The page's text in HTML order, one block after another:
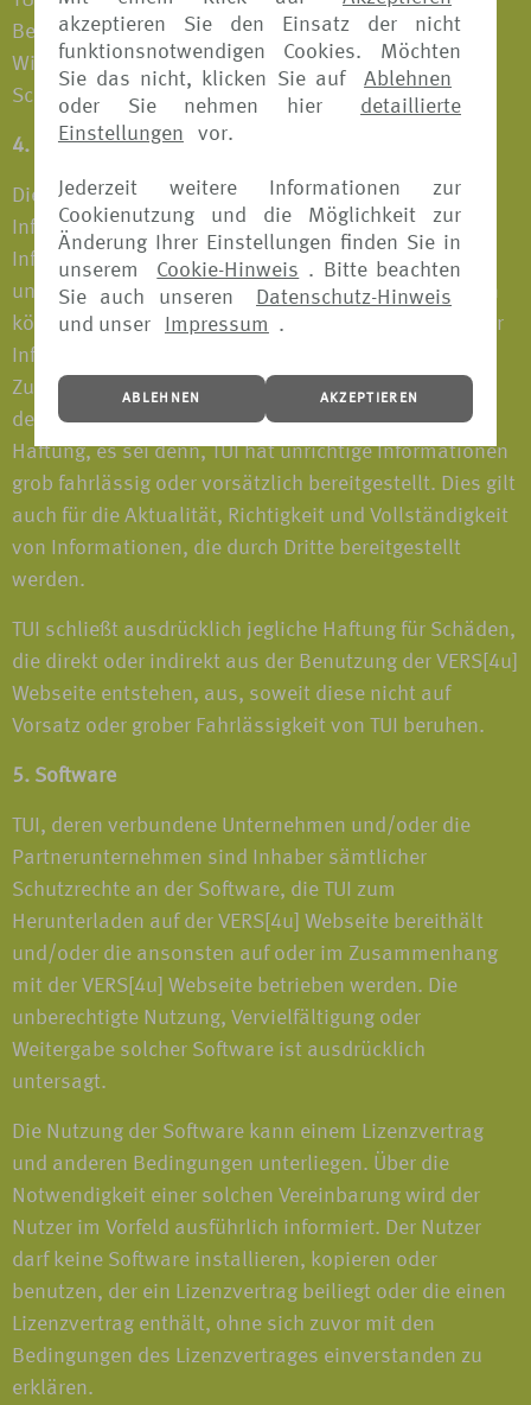
akzeptieren Sie den Einsatz der nicht
funktionsnotwendigen Cookies. Möchten
Sie das nicht, klicken Sie auf
Ablehnen
oder Sie nehmen hier
detaillierte
Einstellungen
vor.
Jederzeit weitere Informationen zur
Cookienutzung und die Möglichkeit zur
Änderung Ihrer Einstellungen finden Sie in
unserem
Cookie-Hinweis . Bitte beachten
Sie auch unseren
Datenschutz-Hinweis
und unser
Impressum .
ABLEHNEN AKZEPTIEREN
Beseitigung der Beeinträchtigung, bei
Wiederholungsgefahr Unterlassung verlangen sowie
Schadensersatzansprüche geltend machen.
4. Haftungsausschluss
Die VERS[4u] Webseite stellt ein unverbindliches
Informationsangebot dar. TUI bemüht sich, dass die
Informationen auf der VERS[4u] Webseite zutreffend
und auf dem aktuellen Stand sind. Die Informationen
können sich jederzeit ändern. TUI gibt hinsichtlich der
Informationen auf der VERS[4u] Webseite keine
Zusicherungen ab und übernimmt für die Richtigkeit
der Informationen keinerlei Gewährleistung oder
Haftung, es sei denn, TUI hat unrichtige Informationen
grob fahrlässig oder vorsätzlich bereitgestellt. Dies gilt
auch für die Aktualität, Richtigkeit und Vollständigkeit
von Informationen, die durch Dritte bereitgestellt
werden.
TUI schließt ausdrücklich jegliche Haftung für Schäden,
die direkt oder indirekt aus der Benutzung der VERS[4u]
Webseite entstehen, aus, soweit diese nicht auf
Vorsatz oder grober Fahrlässigkeit von TUI beruhen.
5. Software
TUI, deren verbundene Unternehmen und/oder die
Partnerunternehmen sind Inhaber sämtlicher
Schutzrechte an der Software, die TUI zum
Herunterladen auf der VERS[4u] Webseite bereithält
und/oder die ansonsten auf oder im Zusammenhang
mit der VERS[4u] Webseite betrieben werden. Die
unberechtigte Nutzung, Vervielfältigung oder
Weitergabe solcher Software ist ausdrücklich
untersagt.
Die Nutzung der Software kann einem Lizenzvertrag
und anderen Bedingungen unterliegen. Über die
Notwendigkeit einer solchen Vereinbarung wird der
Nutzer im Vorfeld ausführlich informiert. Der Nutzer
darf keine Software installieren, kopieren oder
benutzen, der ein Lizenzvertrag beiliegt oder die einen
Lizenzvertrag enthält, ohne sich zuvor mit den
Bedingungen des Lizenzvertrages einverstanden zu
erklären.